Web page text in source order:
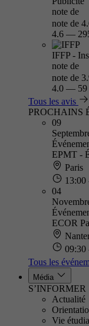
note de
note de
4.6 —
IFFP -
note de
note de
4.0 —
Tous les avis
PROCHAINS
09
EPMT -
Paris
13:00
04
ECOR
09:30
Tous les
Média
S’INFORMER
Actualité
Vie